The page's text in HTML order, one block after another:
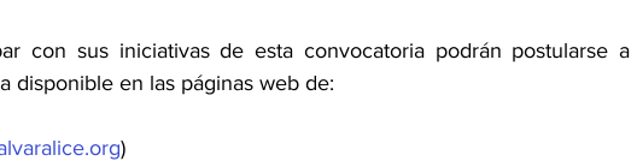
con sus iniciativas de esta convocatoria podrán postularse a
disponible en las páginas web de:
)